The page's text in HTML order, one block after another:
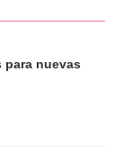
para nuevas